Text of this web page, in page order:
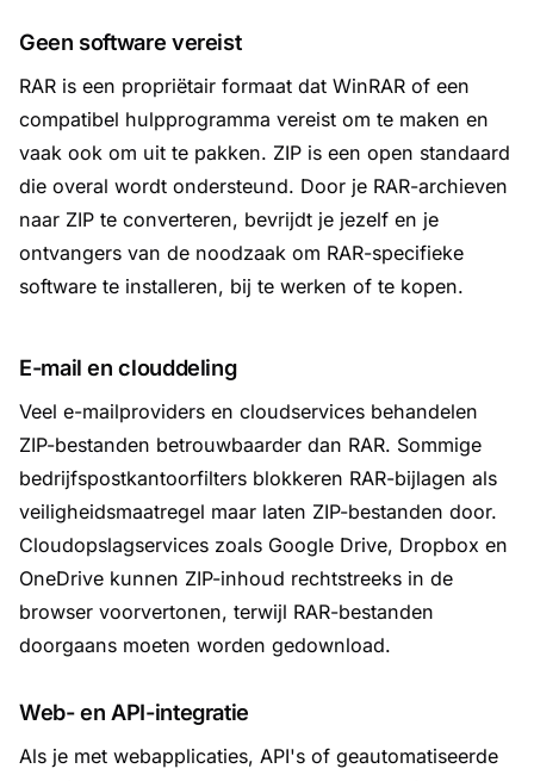
Geen software vereist
RAR is een propriëtair formaat dat WinRAR of een
compatibel hulpprogramma vereist om te maken en
vaak ook om uit te pakken. ZIP is een open standaard
die overal wordt ondersteund. Door je RAR-archieven
naar ZIP te converteren, bevrijdt je jezelf en je
ontvangers van de noodzaak om RAR-specifieke
software te installeren, bij te werken of te kopen.
E-mail en clouddeling
Veel e-mailproviders en cloudservices behandelen
ZIP-bestanden betrouwbaarder dan RAR. Sommige
bedrijfspostkantoorfilters blokkeren RAR-bijlagen als
veiligheidsmaatregel maar laten ZIP-bestanden door.
Cloudopslagservices zoals Google Drive, Dropbox en
OneDrive kunnen ZIP-inhoud rechtstreeks in de
browser voorvertonen, terwijl RAR-bestanden
doorgaans moeten worden gedownload.
Web- en API-integratie
Als je met webapplicaties, API's of geautomatiseerde